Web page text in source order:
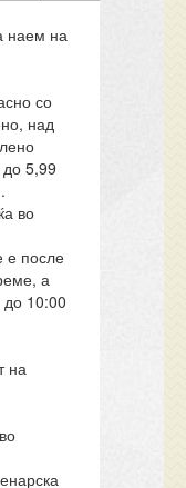
наем на
со
над
5,99
во
е после
а
10:00
на